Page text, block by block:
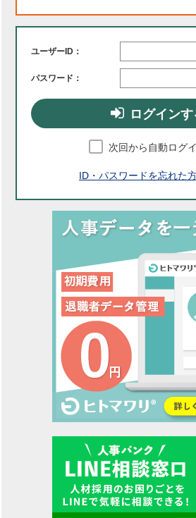
ユーザーID：
パスワード：
ログインす
次回から自動ログ
ID・パスワードを忘れた